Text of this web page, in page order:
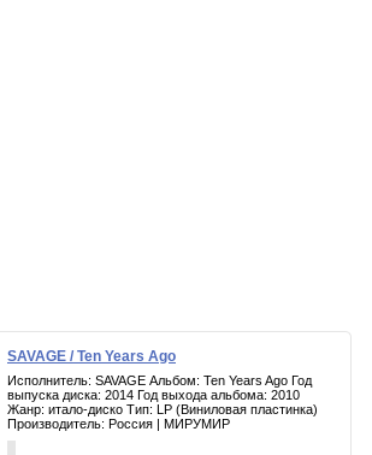
SAVAGE / Ten Years Ago
Исполнитель: SAVAGE Альбом: Ten Years Ago Год
выпуска диска: 2014 Год выхода альбома: 2010
Жанр: итало-диско Тип: LP (Виниловая пластинка)
Производитель: Россия | МИРУМИР